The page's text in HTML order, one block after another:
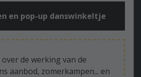
en pop-up danswinkeltje
de werking van de
aanbod, zomerkampen... en